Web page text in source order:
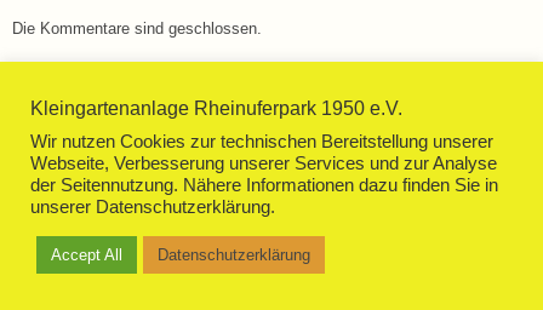
Die Kommentare sind geschlossen.
Impressum
Kleingartenanlage Rheinuferpark 1950 e.V.
Wir nutzen Cookies zur technischen Bereitstellung unserer
Webseite, Verbesserung unserer Services und zur Analyse
der Seitennutzung. Nähere Informationen dazu finden Sie in
unserer Datenschutzerklärung.
Accept All Datenschutzerklärung